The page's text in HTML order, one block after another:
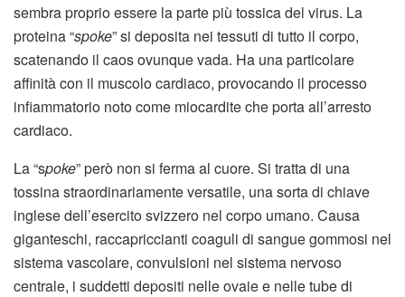
sembra proprio essere la parte più tossica del virus. La
proteina “spoke” si deposita nei tessuti di tutto il corpo,
scatenando il caos ovunque vada. Ha una particolare
affinità con il muscolo cardiaco, provocando il processo
infiammatorio noto come miocardite che porta all’arresto
cardiaco.
La “spoke” però non si ferma al cuore. Si tratta di una
tossina straordinariamente versatile, una sorta di chiave
inglese dell’esercito svizzero nel corpo umano. Causa
giganteschi, raccapriccianti coaguli di sangue gommosi nel
sistema vascolare, convulsioni nel sistema nervoso
centrale, i suddetti depositi nelle ovaie e nelle tube di